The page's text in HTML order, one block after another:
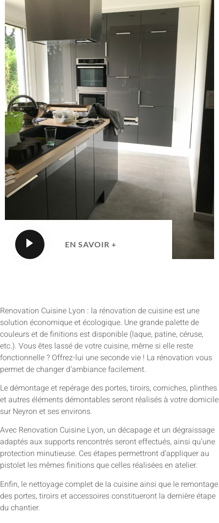
EN SAVOIR +
Renovation Cuisine Lyon : la rénovation de cuisine est une
solution économique et écologique. Une grande palette de
couleurs et de finitions est disponible (laque, patine, céruse,
etc.). Vous êtes lassé de votre cuisine, même si elle reste
fonctionnelle ? Offrez-lui une seconde vie ! La rénovation vous
permet de changer d’ambiance facilement.
Le démontage et repérage des portes, tiroirs, corniches, plinthes
et autres éléments démontables seront réalisés à votre domicile
sur Neyron et ses environs.
Avec Renovation Cuisine Lyon, un décapage et un dégraissage
adaptés aux supports rencontrés seront effectués, ainsi qu’une
protection minutieuse. Ces étapes permettront d’appliquer au
pistolet les mêmes finitions que celles réalisées en atelier.
Enfin, le nettoyage complet de la cuisine ainsi que le remontage
des portes, tiroirs et accessoires constitueront la dernière étape
du chantier.